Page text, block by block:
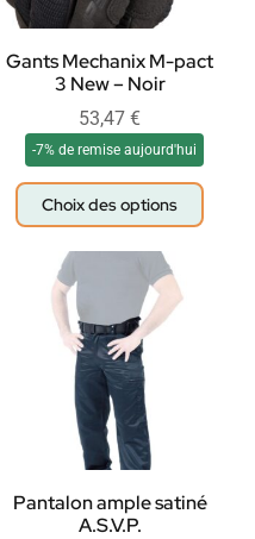
Gants Mechanix M-pact
3 New – Noir
53,47 €
-7% de remise aujourd'hui
Choix des options
Pantalon ample satiné
A.S.V.P.